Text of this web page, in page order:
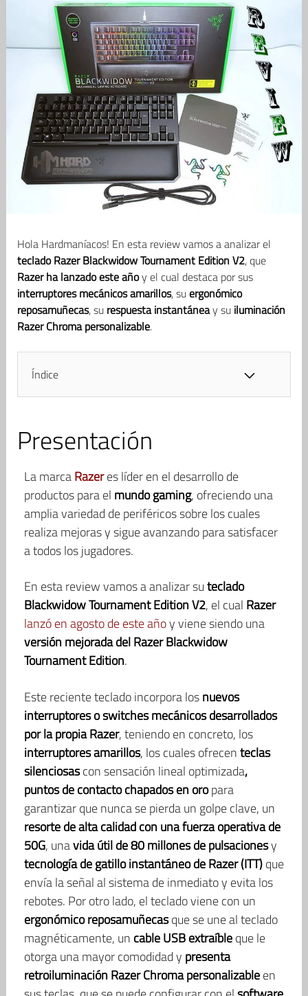
Hola Hardmaníacos! En esta review vamos a analizar el
teclado Razer Blackwidow Tournament Edition V2, que
Razer ha lanzado este añoy el cual destaca por sus
interruptores mecánicos amarillos, suergonómico
reposamuñecas, su respuesta instantáneay su iluminación
Razer Chroma personalizable.
Índice
Presentación
La marcaRazeres líder en el desarrollo de
productos para el mundo gaming, ofreciendo una
amplia variedad de periféricos sobre los cuales
realiza mejoras y sigue avanzando para satisfacer
a todos los jugadores.
En esta review vamos a analizar suteclado
Blackwidow Tournament Edition V2, el cual Razer
lanzó en agosto de este añoy viene siendo una
versión mejorada del Razer Blackwidow
Tournament Edition.
Este reciente teclado incorpora losnuevos
interruptores o switches mecánicos desarrollados
por la propia Razer, teniendo en concreto, los
interruptores amarillos, los cuales ofrecenteclas
silenciosascon sensación lineal optimizada,
puntos de contacto chapados en oropara
garantizar que nunca se pierda un golpe clave, un
resorte de alta calidad con una fuerza operativa de
50G, unavida útil de 80 millones de pulsacionesy
tecnología de gatillo instantáneo de Razer (ITT)que
envía la señal al sistema de inmediato y evita los
rebotes. Por otro lado, el teclado viene con un
ergonómico reposamuñecasque se une al teclado
magnéticamente, un cable USB extraíbleque le
otorga una mayor comodidad y presenta
retroiluminación Razer Chroma personalizableen